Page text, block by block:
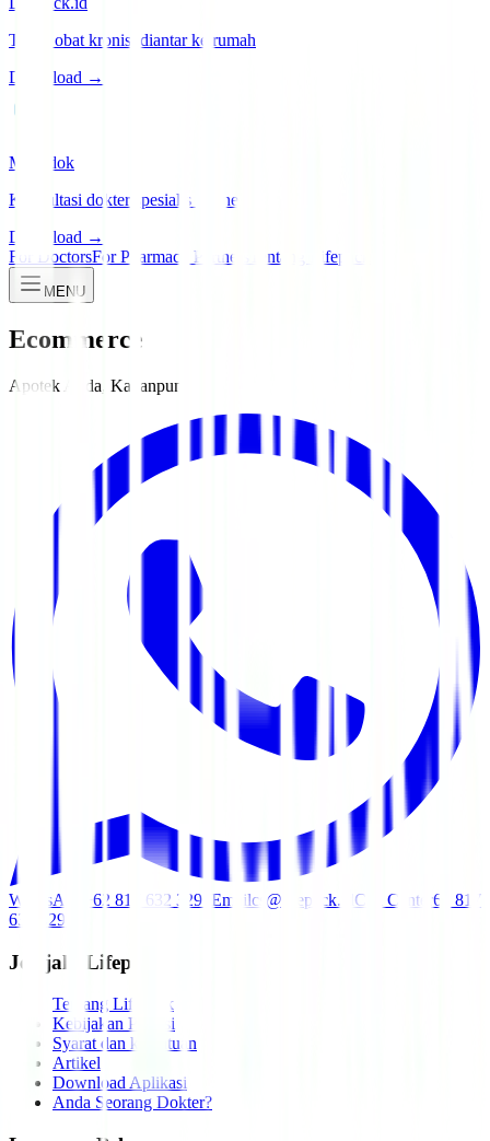
Tebus obat kronis, diantar ke rumah
Download →
Manadok
Konsultasi dokter spesialis online
Download →
For DoctorsFor Pharmacy Partners Tentang Lifepack
MENU
Ecommerce
Apotek Anda, Kapanpun.
WhatsApp +62 817 632 3291 Emailcs@lifepack.id Call Center62 817
632 3291
Jelajahi Lifepack
Tentang Lifepack
Kebijakan Privasi
Syarat dan ketentuan
Artikel
Download Aplikasi
Anda Seorang Dokter?